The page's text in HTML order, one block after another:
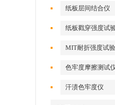
纸板层间结合仪
纸板戳穿强度试
MIT耐折强度试
色牢度摩擦测试
汗渍色牢度仪